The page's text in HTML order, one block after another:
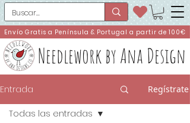
Needlework by Ana Design
Envío Gratis a Península & Portugal a partir de 100€
Entrada Regístrate
Todas las entradas